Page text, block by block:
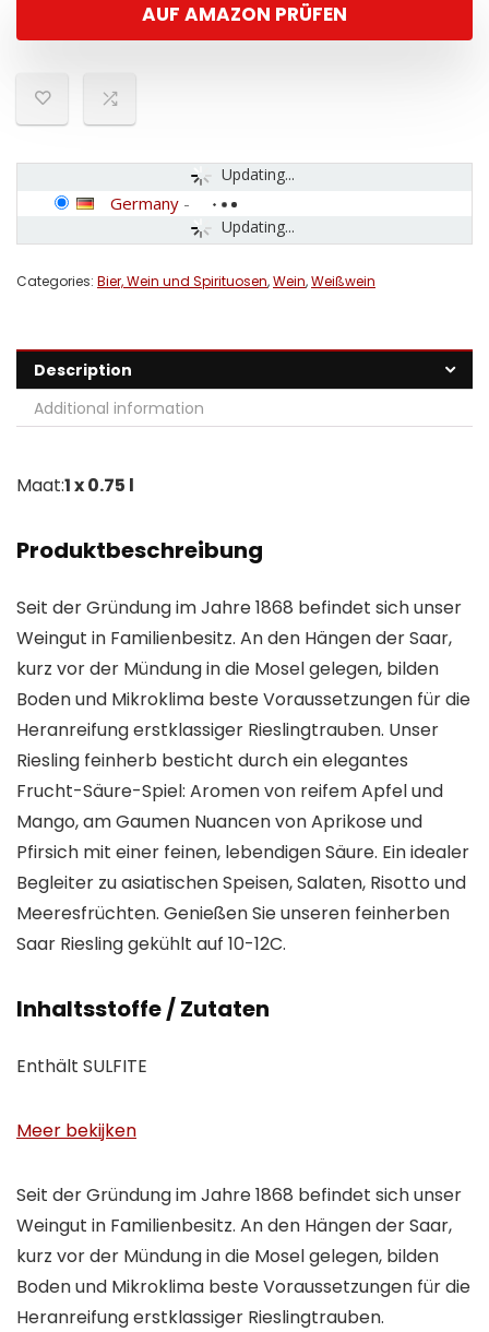
AUF AMAZON PRÜFEN
Updating...
Updating...
Germany -
Categories: Bier, Wein und Spirituosen,Wein,Weißwein
Description
Additional information
Maat:1 x 0.75 l
Produktbeschreibung
Seit der Gründung im Jahre 1868 befindet sich unser
Weingut in Familienbesitz. An den Hängen der Saar,
kurz vor der Mündung in die Mosel gelegen, bilden
Boden und Mikroklima beste Voraussetzungen für die
Heranreifung erstklassiger Rieslingtrauben. Unser
Riesling feinherb besticht durch ein elegantes
Frucht-Säure-Spiel: Aromen von reifem Apfel und
Mango, am Gaumen Nuancen von Aprikose und
Pfirsich mit einer feinen, lebendigen Säure. Ein idealer
Begleiter zu asiatischen Speisen, Salaten, Risotto und
Meeresfrüchten. Genießen Sie unseren feinherben
Saar Riesling gekühlt auf 10-12C.
Inhaltsstoffe / Zutaten
Enthält SULFITE
Meer bekijken
Seit der Gründung im Jahre 1868 befindet sich unser
Weingut in Familienbesitz. An den Hängen der Saar,
kurz vor der Mündung in die Mosel gelegen, bilden
Boden und Mikroklima beste Voraussetzungen für die
Heranreifung erstklassiger Rieslingtrauben.